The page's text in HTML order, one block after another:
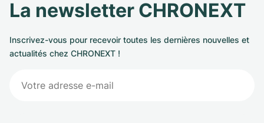
La newsletter CHRONEXT
Inscrivez-vous pour recevoir toutes les dernières nouvelles et
actualités chez CHRONEXT !